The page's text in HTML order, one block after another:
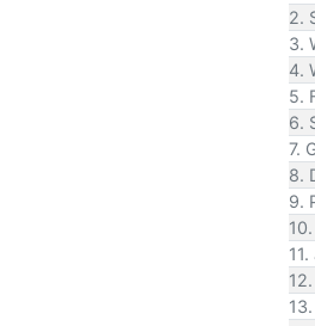
2.
3.
4.
5.
6.
7.
8.
9.